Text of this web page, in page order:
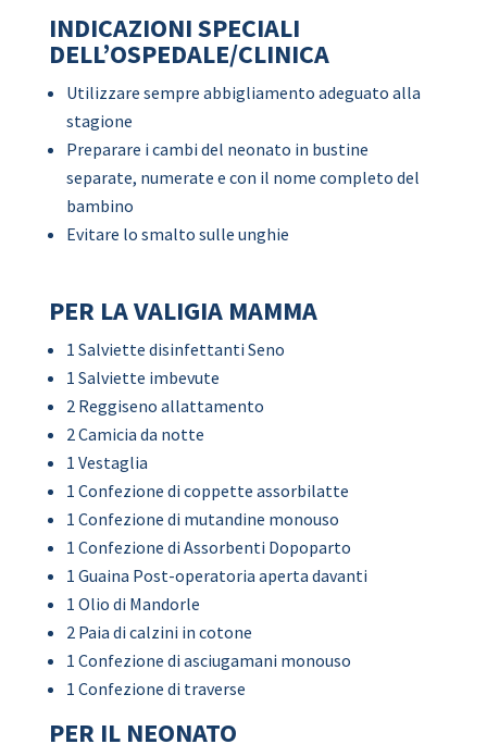
INDICAZIONI SPECIALI
DELL’OSPEDALE/CLINICA
Utilizzare sempre abbigliamento adeguato alla
stagione
Preparare i cambi del neonato in bustine
separate, numerate e con il nome completo del
bambino
Evitare lo smalto sulle unghie
PER LA VALIGIA MAMMA
1 Salviette disinfettanti Seno
1 Salviette imbevute
2 Reggiseno allattamento
2 Camicia da notte
1 Vestaglia
1 Confezione di coppette assorbilatte
1 Confezione di mutandine monouso
1 Confezione di Assorbenti Dopoparto
1 Guaina Post-operatoria aperta davanti
1 Olio di Mandorle
2 Paia di calzini in cotone
1 Confezione di asciugamani monouso
1 Confezione di traverse
PER IL NEONATO